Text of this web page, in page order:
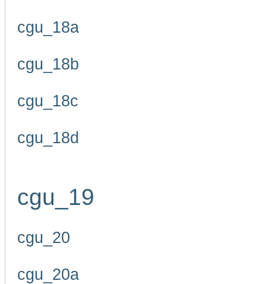
cgu_18a
cgu_18b
cgu_18c
cgu_18d
cgu_19
cgu_20
cgu_20a